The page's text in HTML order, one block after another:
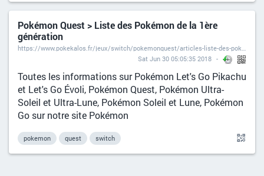
Pokémon Quest > Liste des Pokémon de la 1ère
génération
https://www.pokekalos.fr/jeux/switch/pokemonquest/articles-liste-des-pokemon-de-la-1ere-generation-606.html
Sat Jun 30 05:05:35 2018
Toutes les informations sur Pokémon Let's Go Pikachu
et Let's Go Évoli, Pokémon Quest, Pokémon Ultra-
Soleil et Ultra-Lune, Pokémon Soleil et Lune, Pokémon
Go sur notre site Pokémon
pokemon quest switch